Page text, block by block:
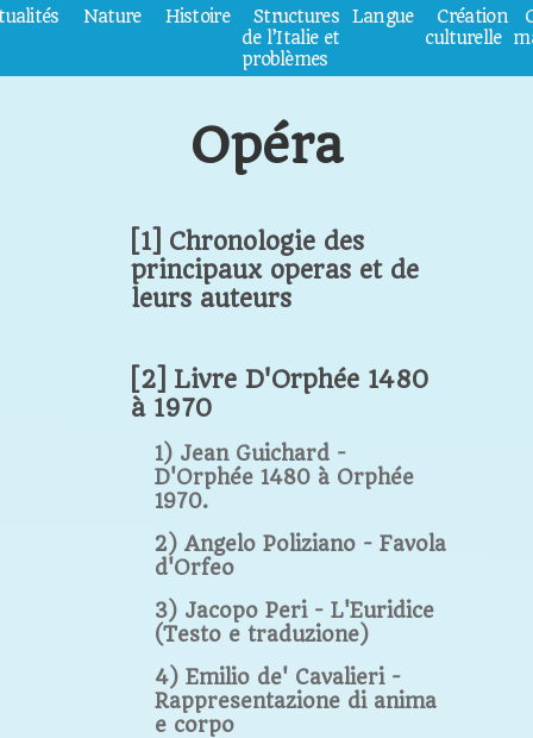
Nature Histoire
Structures
de l’Italie et
problèmes
Langue
Création
culturelle
Opéra
[1] Chronologie des
principaux operas et de
leurs auteurs
[2] Livre D'Orphée 1480
à 1970
1) Jean Guichard -
D'Orphée 1480 à Orphée
1970.
2) Angelo Poliziano - Favola
d'Orfeo
3) Jacopo Peri - L'Euridice
(Testo e traduzione)
4) Emilio de' Cavalieri -
Rappresentazione di anima
e corpo